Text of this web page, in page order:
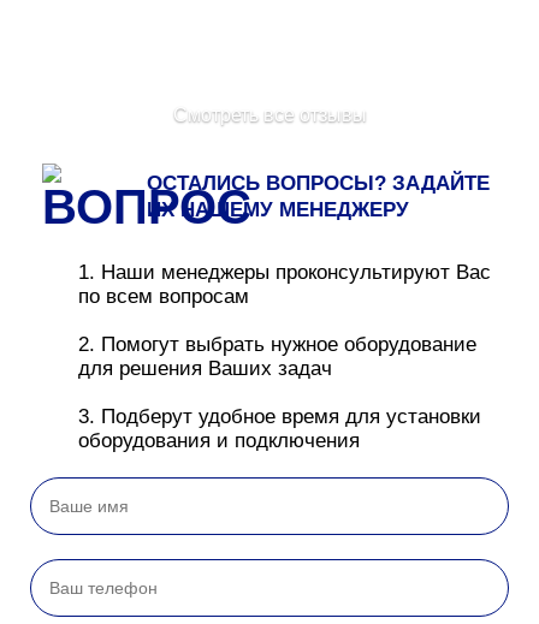
Смотреть все отзывы
ОСТАЛИСЬ ВОПРОСЫ? ЗАДАЙТЕ
ИХ НАШЕМУ МЕНЕДЖЕРУ
1. Наши менеджеры проконсультируют Вас
по всем вопросам
2. Помогут выбрать нужное оборудование
для решения Ваших задач
3. Подберут удобное время для установки
оборудования и подключения